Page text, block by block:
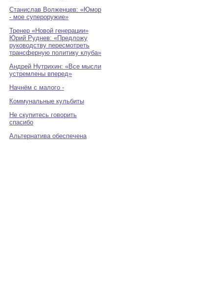
Станислав Волженцев: «Юмор
- мое супероружие»
Тренер «Новой генерации»
Юрий Руднев: «Предложу
руководству пересмотреть
трансферную политику клуба»
Андрей Нутрихин: «Все мысли
устремлены вперед»
Начнём с малого -
Коммунальные кульбиты
Не скупитесь говорить
спасибо
Альтернатива обеспечена